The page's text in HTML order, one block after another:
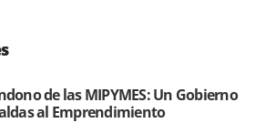
de las MIPYMES: Un Gobierno
al Emprendimiento